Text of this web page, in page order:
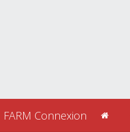
FARM Connexion